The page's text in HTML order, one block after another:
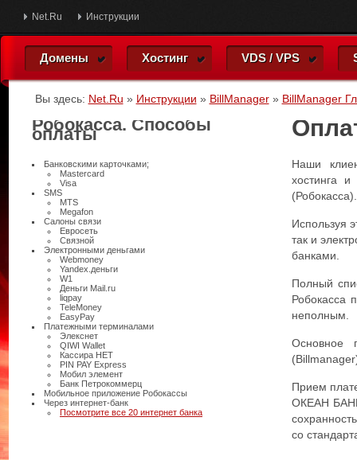
Net.Ru Инструкции
Домены Хостинг VDS / VPS
Вы здесь: Net.Ru » Инструкции » BillManager » BillManager
Робокасса. Способы
оплаты
Банковскими карточками;
Mastercard
Visa
SMS
MTS
Megafon
Салоны связи
Евросеть
Связной
Электронными деньгами
Webmoney
Yandex.деньги
W1
Деньги Mail.ru
liqpay
TeleMoney
EasyPay
Платежными терминалами
Элекснет
QIWI Wallet
Кассира НЕТ
PIN PAY Express
Мобил элемент
Банк Петрокоммерц
Мобильное приложение Робокассы
Через интернет-банк
Посмотрите все 20 интернет банка
Наши
хостинга
(Робокасса).
Используя
так и
банками.
Полный
Робокасса
неполным.
Основное
Прием
ОКЕАН БАНК
со